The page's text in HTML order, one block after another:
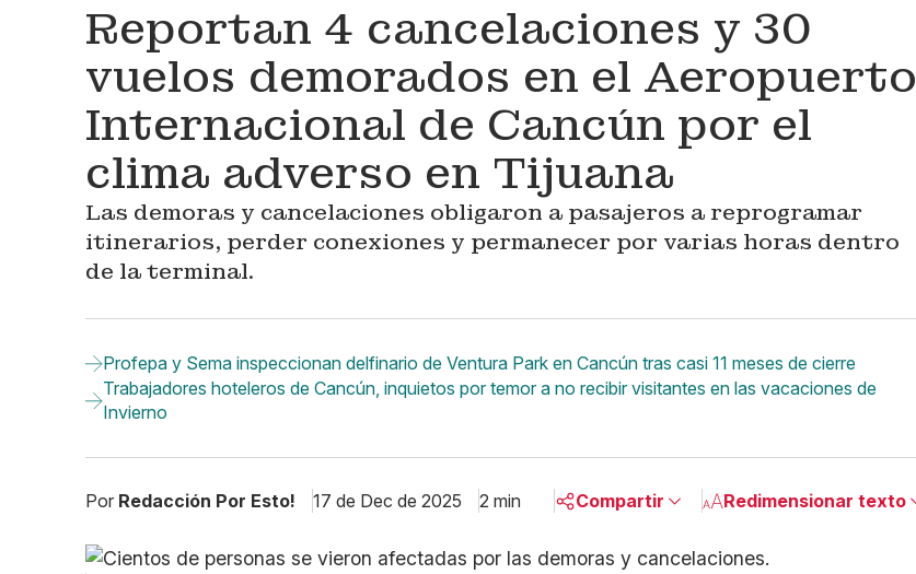
Reportan 4 cancelaciones y 30
vuelos demorados en el Aeropuerto
Internacional de Cancún por el
clima adverso en Tijuana
Las demoras y cancelaciones obligaron a pasajeros a reprogramar
itinerarios, perder conexiones y permanecer por varias horas dentro
de la terminal.
Profepa y Sema inspeccionan delfinario de Ventura Park en Cancún tras casi 11 meses de cierre
Trabajadores hoteleros de Cancún, inquietos por temor a no recibir visitantes en las vacaciones de
Invierno
Por Redacción Por Esto! 17 de Dec de 2025 2 min Compartir Redimensionar texto
Pequeño